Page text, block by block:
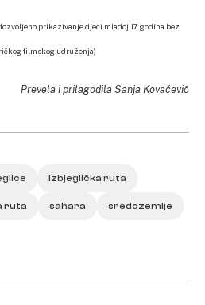
prikazivanje djeci mlađoj 17 godina bez
filmskog udruženja)
Prevela i prilagodila Sanja Kovačević
izbjeglička ruta
ruta sahara sredozemlje